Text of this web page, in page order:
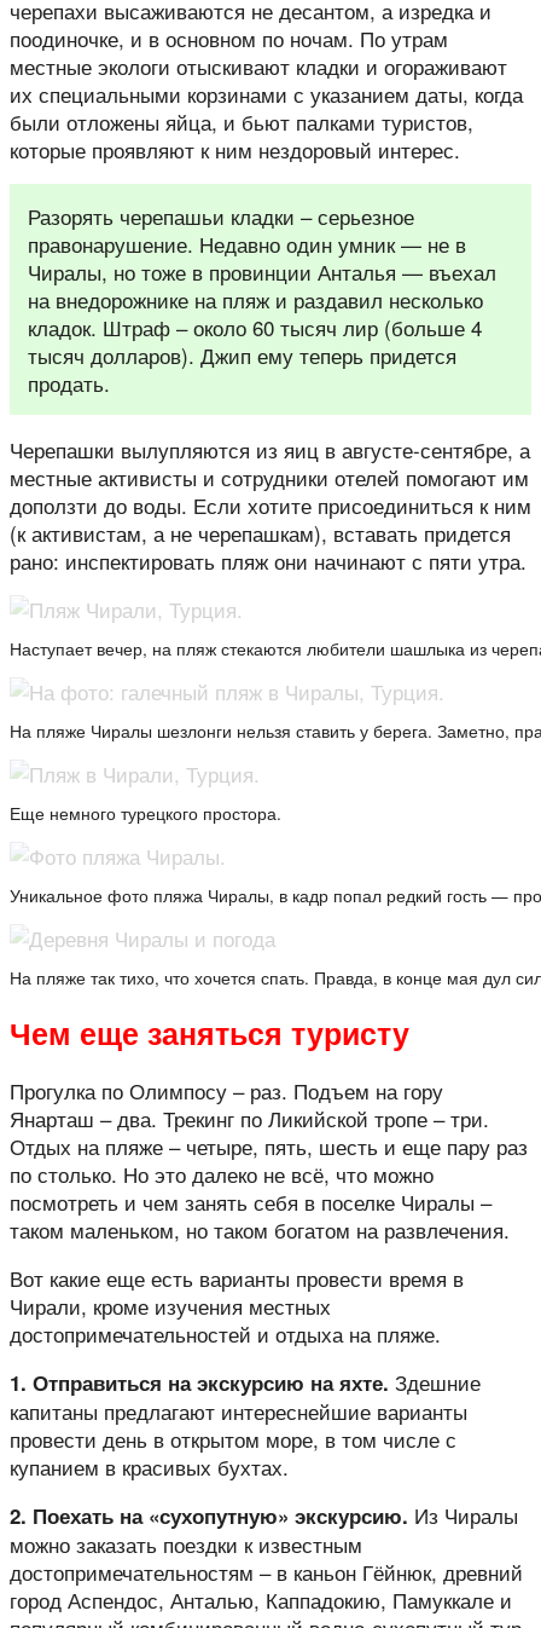
черепахи высаживаются не десантом, а изредка и
поодиночке, и в основном по ночам. По утрам
местные экологи отыскивают кладки и огораживают
их специальными корзинами с указанием даты, когда
были отложены яйца, и бьют палками туристов,
которые проявляют к ним нездоровый интерес.
Разорять черепашьи кладки – серьезное
правонарушение. Недавно один умник — не в
Чиралы, но тоже в провинции Анталья — въехал
на внедорожнике на пляж и раздавил несколько
кладок. Штраф – около 60 тысяч лир (больше 4
тысяч долларов). Джип ему теперь придется
продать.
Черепашки вылупляются из яиц в августе-сентябре, а
местные активисты и сотрудники отелей помогают им
доползти до воды. Если хотите присоединиться к ним
(к активистам, а не черепашкам), вставать придется
рано: инспектировать пляж они начинают с пяти утра.
Наступает вечер, на пляж стекаются любители шашлыка из
На пляже Чиралы шезлонги нельзя ставить у берега. Заметно,
Еще немного турецкого простора.
Уникальное фото пляжа Чиралы, в кадр попал редкий гость —
На пляже так тихо, что хочется спать. Правда, в конце мая дул
Чем еще заняться туристу
Прогулка по Олимпосу – раз. Подъем на гору
Янарташ – два. Трекинг по Ликийской тропе – три.
Отдых на пляже – четыре, пять, шесть и еще пару раз
по столько. Но это далеко не всё, что можно
посмотреть и чем занять себя в поселке Чиралы –
таком маленьком, но таком богатом на развлечения.
Вот какие еще есть варианты провести время в
Чирали, кроме изучения местных
достопримечательностей и отдыха на пляже.
1. Отправиться на экскурсию на яхте. Здешние
капитаны предлагают интереснейшие варианты
провести день в открытом море, в том числе с
купанием в красивых бухтах.
2. Поехать на «сухопутную» экскурсию. Из Чиралы
можно заказать поездки к известным
достопримечательностям – в каньон Гёйнюк, древний
город Аспендос, Анталью, Каппадокию, Памуккале и